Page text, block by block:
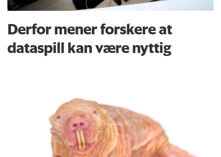
Derfor mener forskere at
dataspill kan være nyttig